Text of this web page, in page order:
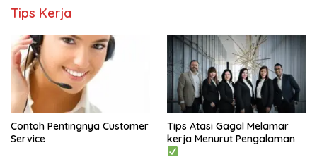
Tips Kerja
Contoh Pentingnya Customer
Service
Tips Atasi Gagal Melamar
kerja Menurut Pengalaman